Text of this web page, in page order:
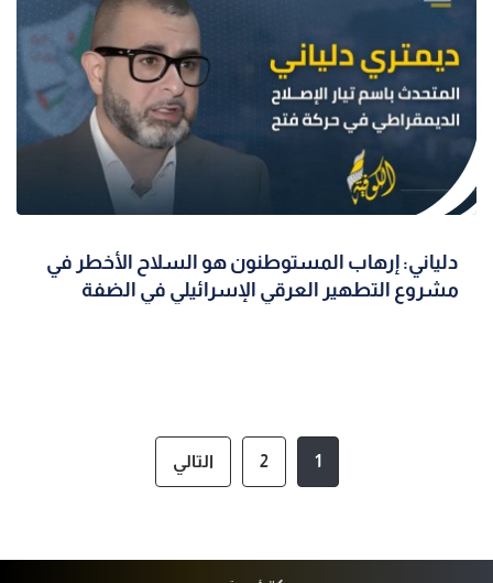
دلياني: إرهاب المستوطنون هو السلاح الأخطر في
مشروع التطهير العرقي الإسرائيلي في الضفة
1
2 التالي